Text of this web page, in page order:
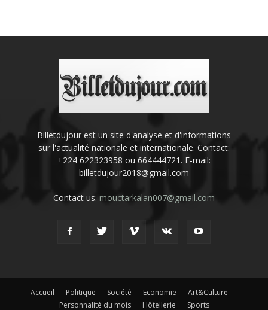
Billetdujour est un site d'analyse et d'informations
sur l'actualité nationale et internationale. Contact:
+224 622323958 ou 664444721. E-mail:
billetdujour2018@gmail.com
Contact us: mouctarkalan007@gmail.com
Accueil Politique Société Economie
Art&Culture
Personnalité du mois
Hôtellerie Sports